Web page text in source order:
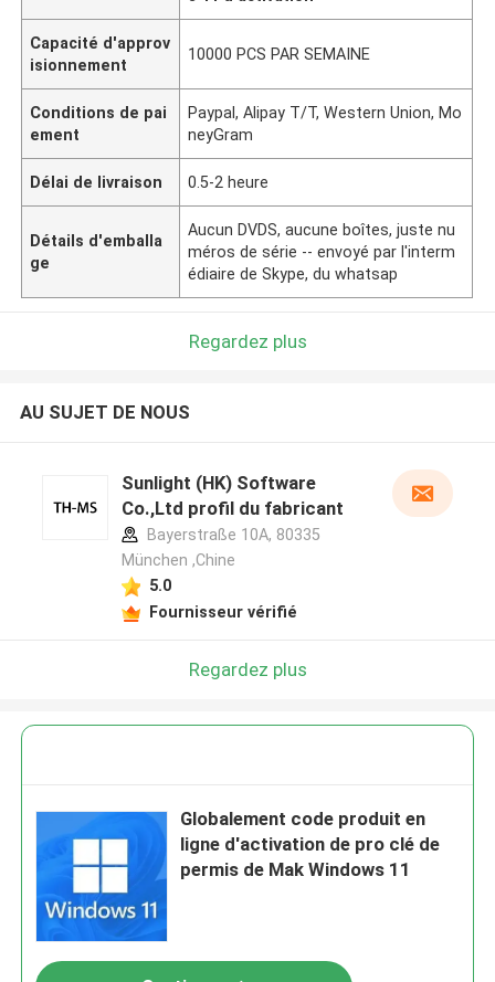
Capacité d'approv
isionnement
10000 PCS PAR SEMAINE
Conditions de pai
ement
Paypal, Alipay T/T, Western Union, Mo
neyGram
Délai de livraison 0.5-2 heure
Détails d'emballa
ge
Aucun DVDS, aucune boîtes, juste nu
méros de série -- envoyé par l'interm
édiaire de Skype, du whatsap
Regardez plus
AU SUJET DE NOUS
Sunlight (HK) Software
Co.,Ltd profil du fabricant
Bayerstraße 10A, 80335
München ,Chine
5.0
Fournisseur vérifié
Regardez plus
Globalement code produit en
ligne d'activation de pro clé de
permis de Mak Windows 11